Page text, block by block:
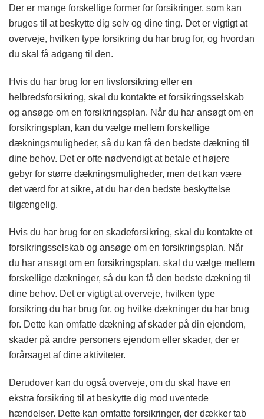
Der er mange forskellige former for forsikringer, som kan
bruges til at beskytte dig selv og dine ting. Det er vigtigt at
overveje, hvilken type forsikring du har brug for, og hvordan
du skal få adgang til den.
Hvis du har brug for en livsforsikring eller en
helbredsforsikring, skal du kontakte et forsikringsselskab
og ansøge om en forsikringsplan. Når du har ansøgt om en
forsikringsplan, kan du vælge mellem forskellige
dækningsmuligheder, så du kan få den bedste dækning til
dine behov. Det er ofte nødvendigt at betale et højere
gebyr for større dækningsmuligheder, men det kan være
det værd for at sikre, at du har den bedste beskyttelse
tilgængelig.
Hvis du har brug for en skadeforsikring, skal du kontakte et
forsikringsselskab og ansøge om en forsikringsplan. Når
du har ansøgt om en forsikringsplan, skal du vælge mellem
forskellige dækninger, så du kan få den bedste dækning til
dine behov. Det er vigtigt at overveje, hvilken type
forsikring du har brug for, og hvilke dækninger du har brug
for. Dette kan omfatte dækning af skader på din ejendom,
skader på andre personers ejendom eller skader, der er
forårsaget af dine aktiviteter.
Derudover kan du også overveje, om du skal have en
ekstra forsikring til at beskytte dig mod uventede
hændelser. Dette kan omfatte forsikringer, der dækker tab